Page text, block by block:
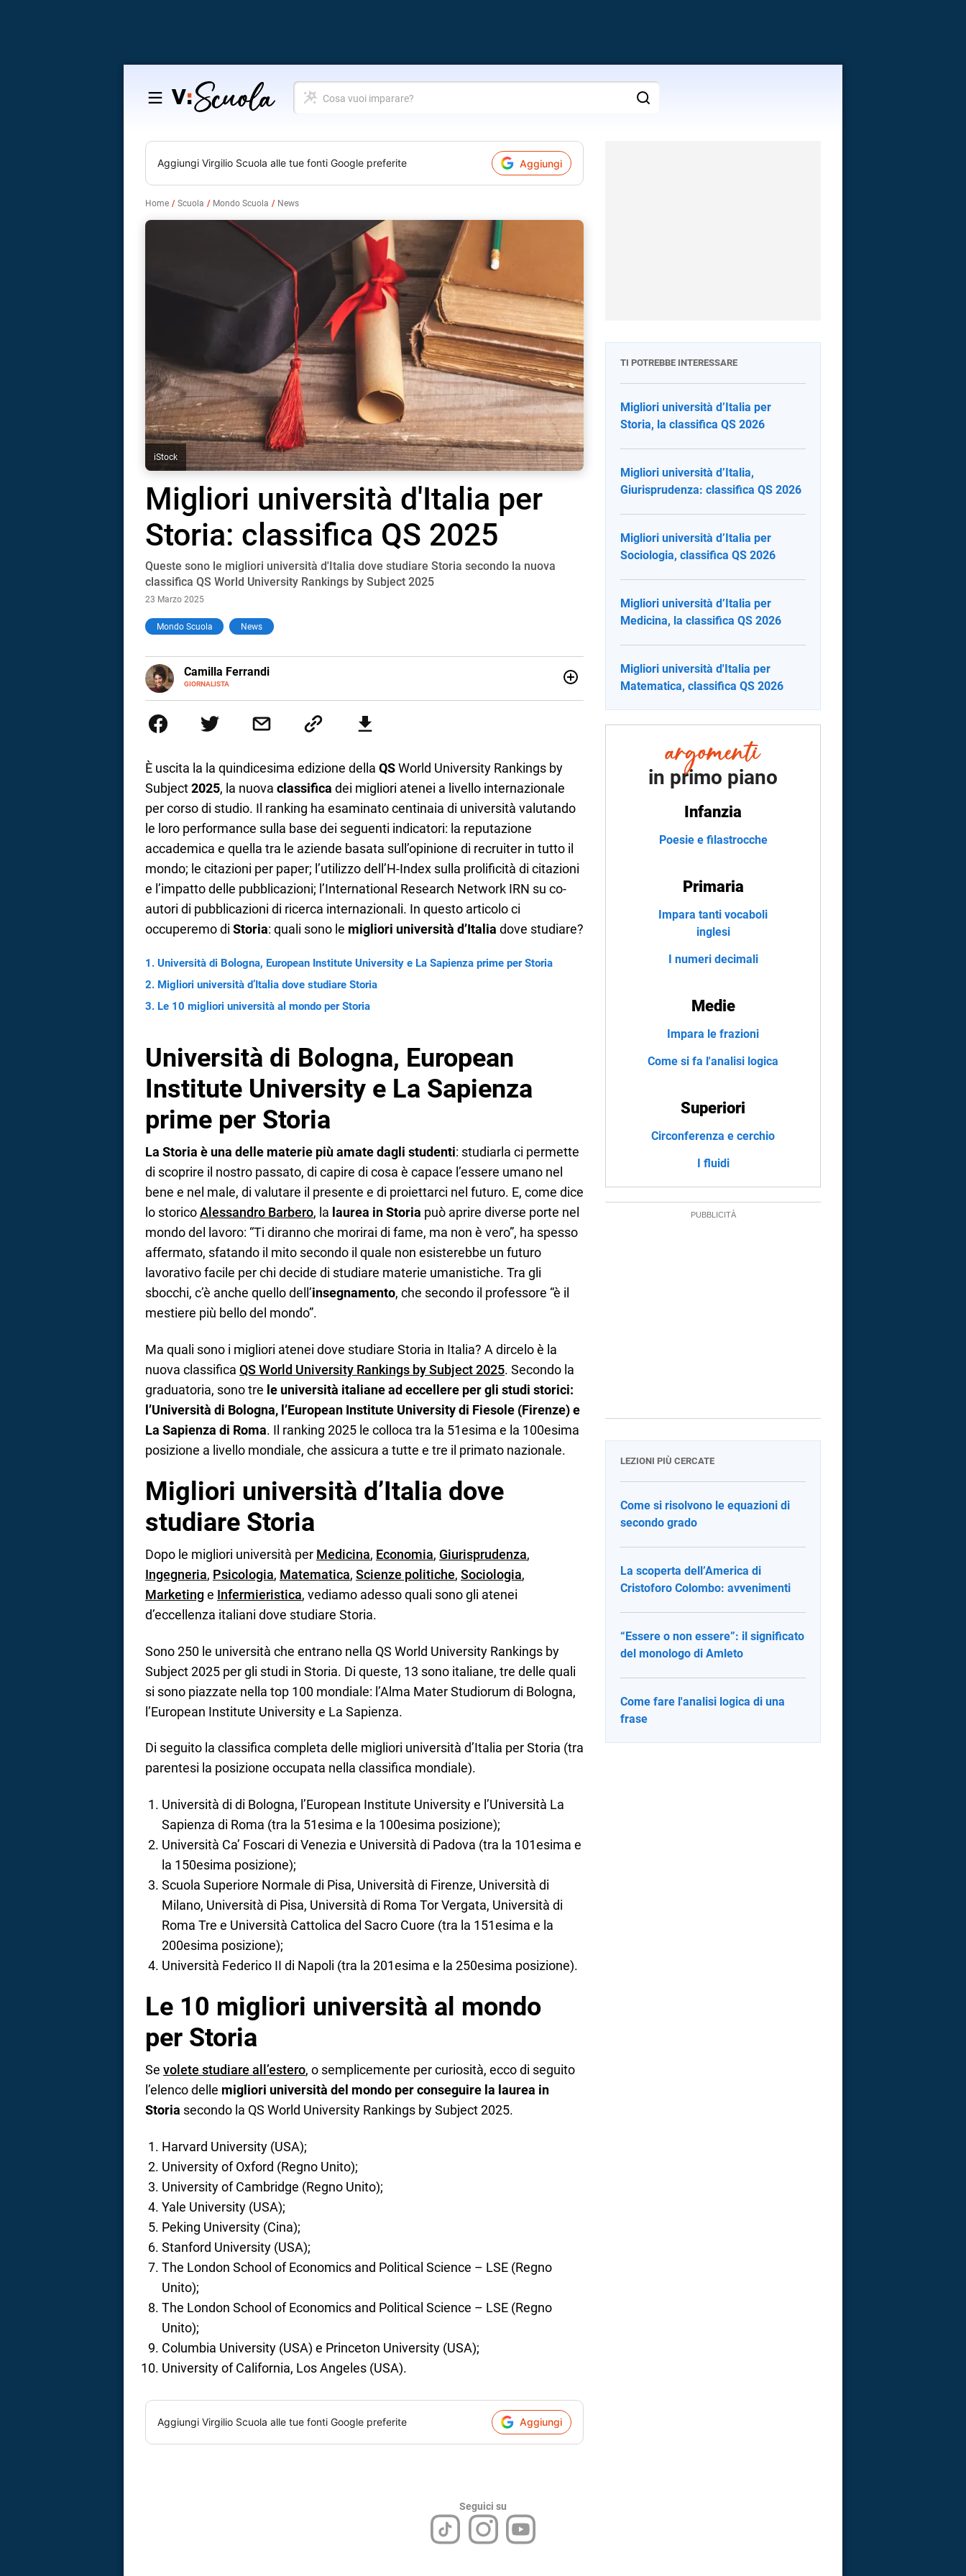
Salta
contenuto
Cosa
vuoi
Aggiungi Virgilio Scuola alle tue fonti Google preferite Aggiungi
Home Scuola Mondo Scuola News
iStock
Migliori università d'Italia per
Storia: classifica QS 2025
Queste sono le migliori università d'Italia dove studiare Storia secondo la nuova
classifica QS World University Rankings by Subject 2025
23 Marzo 2025
Mondo Scuola News
Camilla Ferrandi
GIORNALISTA
E-
MAIL
LINKEDIN
più fermata. L’attualità è il mio pane quotidiano, i libri la mia via per evadere e viaggiare con
la mente.
È uscita la la quindicesima edizione della QSWorld University Rankings by
Subject2025, la nuova classifica dei migliori atenei a livello internazionale
per corso di studio. Il ranking ha esaminato centinaia di università valutando
le loro performance sulla base dei seguenti indicatori: la reputazione
accademica e quella tra le aziende basata sull’opinione di recruiter in tutto il
mondo; le citazioni per paper; l’utilizzo dell’H-Index sulla prolificità di citazioni
e l’impatto delle pubblicazioni; l’International Research Network IRN su co-
autori di pubblicazioni di ricerca internazionali. In questo articolo ci
occuperemo di Storia: quali sono le migliori università d’Italia dove studiare?
Università di Bologna, European Institute University e La Sapienza prime per Storia
Migliori università d’Italia dove studiare Storia
Le 10 migliori università al mondo per Storia
Università di Bologna, European
Institute University e La Sapienza
prime per Storia
La Storia è una delle materie più amate dagli studenti: studiarla ci permette
di scoprire il nostro passato, di capire di cosa è capace l’essere umano nel
bene e nel male, di valutare il presente e di proiettarci nel futuro. E, come dice
lo storicoAlessandro Barbero, la laurea in Storia può aprire diverse porte nel
mondo del lavoro: “Ti diranno che morirai di fame, ma non è vero”, ha spesso
affermato, sfatando il mito secondo il quale non esisterebbe un futuro
lavorativo facile per chi decide di studiare materie umanistiche. Tra gli
sbocchi, c’è anche quello dell’insegnamento, che secondo il professore “è il
mestiere più bello del mondo”.
Ma quali sono i migliori atenei dove studiare Storia in Italia? A dircelo è la
nuova classifica QS World University Rankings by Subject 2025. Secondo la
graduatoria, sono tre le università italiane ad eccellere per gli studi storici:
l’Università di Bologna, l’European Institute University di Fiesole (Firenze) e
La Sapienza di Roma. Il ranking 2025 le colloca tra la 51esima e la 100esima
posizione a livello mondiale, che assicura a tutte e tre il primato nazionale.
Migliori università d’Italia dove
studiare Storia
Dopo le migliori università per Medicina, Economia, Giurisprudenza,
Ingegneria, Psicologia, Matematica, Scienze politiche, Sociologia,
Marketinge Infermieristica, vediamo adesso quali sono gli atenei
d’eccellenza italiani dove studiare Storia.
Sono 250 le università che entrano nella QS World University Rankings by
Subject 2025 per gli studi in Storia. Di queste, 13 sono italiane, tre delle quali
si sono piazzate nella top 100 mondiale: l’Alma Mater Studiorum di Bologna,
l’European Institute University e La Sapienza.
Di seguito la classifica completa delle migliori università d’Italia per Storia (tra
parentesi la posizione occupata nella classifica mondiale).
Università di di Bologna, l’European Institute University e l’Università La
Sapienza di Roma (tra la 51esima e la 100esima posizione);
Università Ca’ Foscari di Venezia e Università di Padova (tra la 101esima e
la 150esima posizione);
Scuola Superiore Normale di Pisa, Università di Firenze, Università di
Milano, Università di Pisa, Università di Roma Tor Vergata, Università di
Roma Tre e Università Cattolica del Sacro Cuore (tra la 151esima e la
200esima posizione);
Università Federico II di Napoli (tra la 201esima e la 250esima posizione).
Le 10 migliori università al mondo
per Storia
Se volete studiare all’estero, o semplicemente per curiosità, ecco di seguito
l’elenco delle migliori università del mondo per conseguire la laurea in
Storia secondo la QS World University Rankings by Subject 2025.
Harvard University (USA);
University of Oxford (Regno Unito);
University of Cambridge (Regno Unito);
Yale University (USA);
Peking University (Cina);
Stanford University (USA);
The London School of Economics and Political Science – LSE (Regno
Unito);
The London School of Economics and Political Science – LSE (Regno
Unito);
Columbia University (USA) e Princeton University (USA);
University of California, Los Angeles (USA).
Aggiungi Virgilio Scuola alle tue fonti Google preferite Aggiungi
TI POTREBBE INTERESSARE
Migliori università d’Italia per
Storia, la classifica QS 2026
Migliori università d’Italia,
Giurisprudenza: classifica QS 2026
Migliori università d’Italia per
Sociologia, classifica QS 2026
Migliori università d’Italia per
Medicina, la classifica QS 2026
Migliori università d'Italia per
Matematica, classifica QS 2026
in primo piano
Infanzia
Poesie e filastrocche
Primaria
Impara tanti vocaboli
inglesi
I numeri decimali
Medie
Impara le frazioni
Come si fa l'analisi logica
Superiori
Circonferenza e cerchio
I fluidi
LEZIONI PIÙ CERCATE
Come si risolvono le equazioni di
secondo grado
La scoperta dell’America di
Cristoforo Colombo: avvenimenti
“Essere o non essere”: il significato
del monologo di Amleto
Come fare l'analisi logica di una
frase
Seguici su